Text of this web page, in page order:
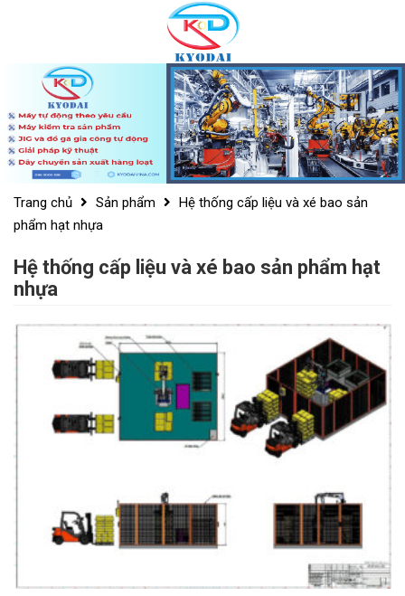
Trang chủ Sản phẩm
Hệ thống cấp liệu và xé bao sản
phẩm hạt nhựa
Hệ thống cấp liệu và xé bao sản phẩm hạt
nhựa